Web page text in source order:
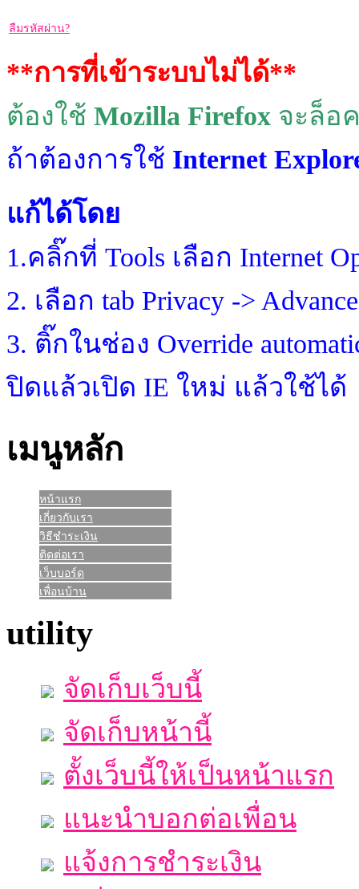
ลืมรหัสผ่าน?
**การที่เข้าระบบไม่ได้**
ต้องใช้ Mozilla Firefox จะล็อ
ถ้าต้องการใช้ Internet
แก้ได้โดย
1.คลิ๊กที่ Tools เลือก Internet
2. เลือก tab Privacy ->
3. ติ๊กในช่อง Override
ปิดแล้วเปิด IE ใหม่ แล้วใช้ได้
เมนูหลัก
หน้าแรก
เกี่ยวกับเรา
วิธีชำระเงิน
ติดต่อเรา
เว็บบอร์ด
เพื่อนบ้าน
utility
จัดเก็บเว็บนี้
จัดเก็บหน้านี้
ตั้งเว็บนี้ให้เป็นหน้าแรก
แนะนำบอกต่อเพื่อน
แจ้งการชำระเงิน